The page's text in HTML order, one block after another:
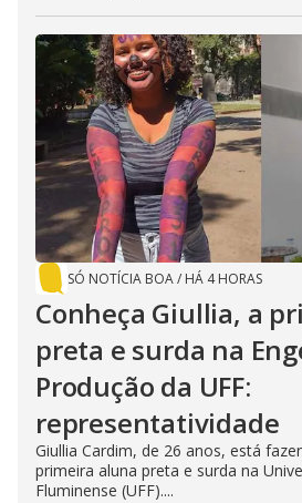
SÓ NOTÍCIA BOA/ HÁ 4 HORAS
Conheça Giullia, a
preta e surda na
Produção da UFF:
representatividade
Giullia Cardim, de 26 anos, está
primeira aluna preta e surda na
Fluminense (UFF)....